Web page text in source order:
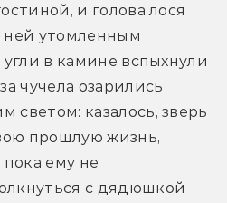
и голова лося
ней утомленным
угли в камине вспыхнули
чучела озарились
светом: казалось, зверь
прошлую жизнь,
пока ему не
с дядюшкой